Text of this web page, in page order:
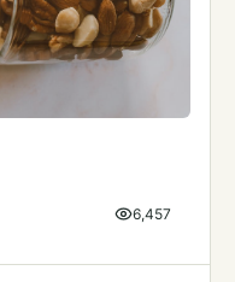
6,457